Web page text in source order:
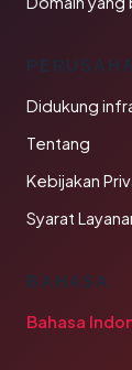
Didukung
Tentang
Kebijakan
Syarat
BAHASA
Bahasa